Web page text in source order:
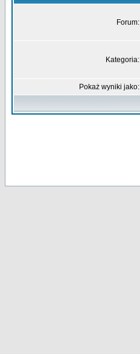
Forum:
Kategoria:
Pokaż wyniki jako: